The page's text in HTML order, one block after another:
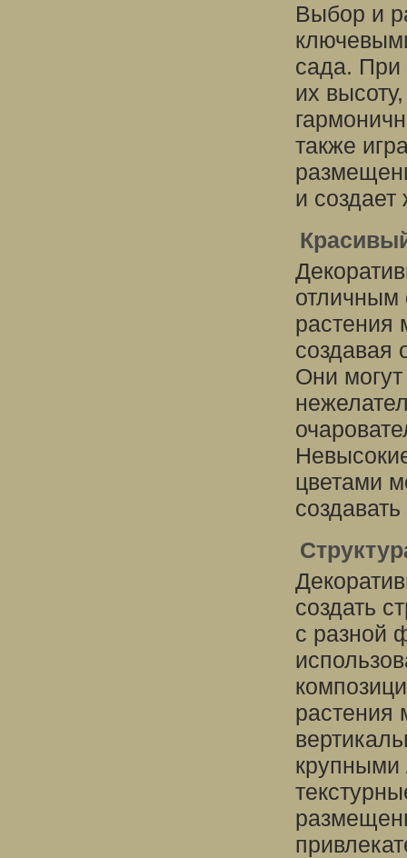
Выбор и
сада. При
их
также
и создает
растения
Они
цветами
создать
с разной
растения
крупными